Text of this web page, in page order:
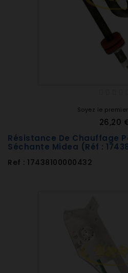
Soyez le
26,20
Résistance De Chauffage
Séchante Midea (Réf :
Ref : 17438100000432